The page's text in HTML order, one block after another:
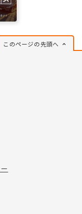
このページの先頭へ